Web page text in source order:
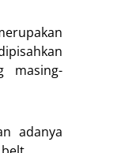
masing-
adanya